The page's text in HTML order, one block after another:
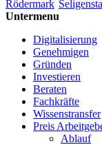
Rödermark
Untermenu
Digitalisierung
Genehmigen
Gründen
Investieren
Beraten
Fachkräfte
Wissenstransfer
Preis
Ablauf